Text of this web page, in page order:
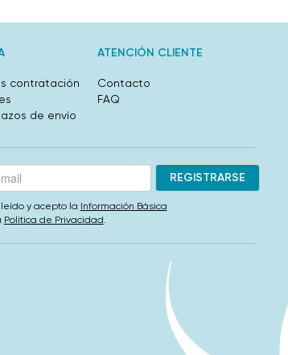
contratación
de envío
ATENCIÓN CLIENTE
Contacto
FAQ
leído y acepto la Información Básica
Política de Privacidad.